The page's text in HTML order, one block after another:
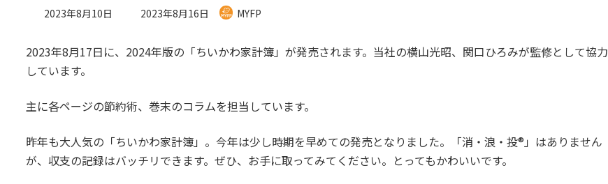
2023年8月10日
最
新
2023年8月16日 MYFP
2023年8月17日に、2024年版の「ちいかわ家計簿」が発売されます。当社の横山光昭、関口ひろみが監修として協力
しています。
主に各ページの節約術、巻末のコラムを担当しています。
昨年も大人気の「ちいかわ家計簿」。今年は少し時期を早めての発売となりました。「消・浪・投®」はありません
が、収支の記録はバッチリできます。ぜひ、お手に取ってみてください。とってもかわいいです。